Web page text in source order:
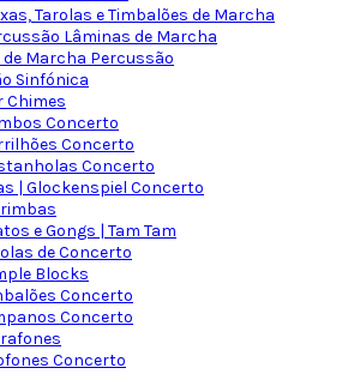
Tarolas e Timbalões de Marcha
Lâminas de Marcha
Marcha Percussão
Sinfónica
Chimes
Concerto
Concerto
Concerto
| Glockenspiel Concerto
e Gongs | Tam Tam
de Concerto
Blocks
Concerto
Concerto
Concerto